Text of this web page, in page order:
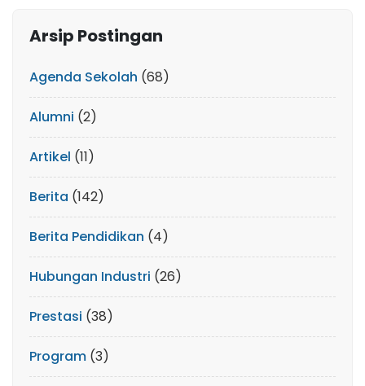
Arsip Postingan
Agenda Sekolah (68)
Alumni (2)
Artikel (11)
Berita (142)
Berita Pendidikan (4)
Hubungan Industri (26)
Prestasi (38)
Program (3)